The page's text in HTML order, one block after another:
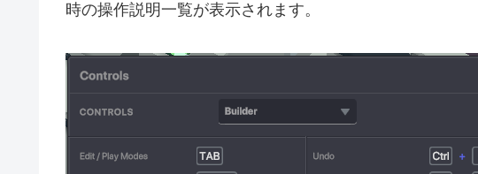
時の操作説明一覧が表示されます。